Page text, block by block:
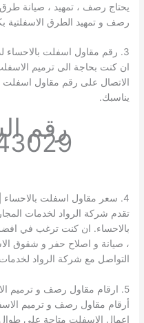
يحتاج رصف ، تمهيد ، صيانة
رصف و تمهيد الطرق الاسفلتية
3. رقم مقاول اسفلت بالاحساء لدة مقاول طرق و اسفلت
ان كنت بحاجة الى ترميم
الاتصال على رقم مقاول
يناسبك.
رقم
4. سعر مقاول اسفلت بالاحساء | مقاول رصف الطرق بالاحساء
تقدم شركة الرواد لخدمات
بالاحساء. ان كنت ترغب في
، صيانة و اصلاح حفر و شقوق
التواصل مع شركة الرواد
5. ارقام مقاول رصف و ترميم الاسفلت بالاحساء | مقاولين اسفلت
أرقام مقاول رصف و ترميم
اعمال الاسفلت متاحة على